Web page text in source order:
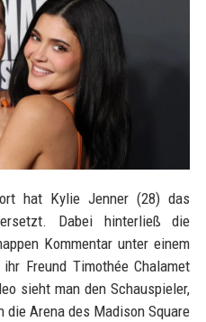
hat Kylie Jenner (28) das
Dabei hinterließ die
Kommentar unter einem
Freund Timothée Chalamet
sieht man den Schauspieler,
Arena des Madison Square